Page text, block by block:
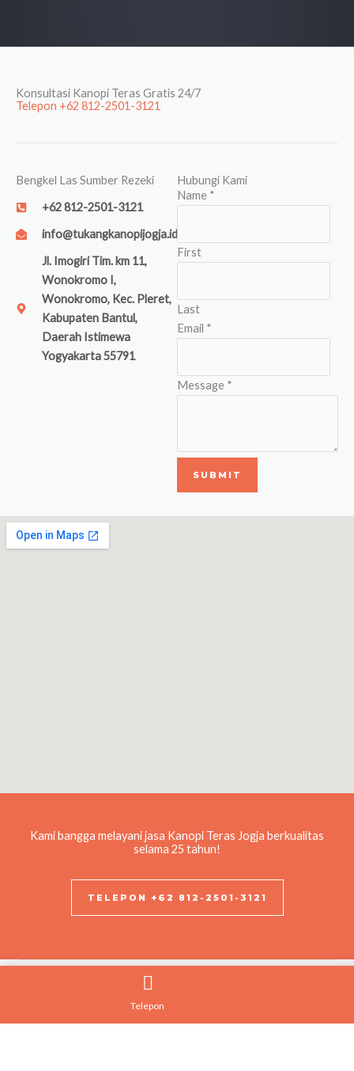
Konsultasi Kanopi Teras Gratis 24/7
Telepon +62 812-2501-3121
Bengkel Las Sumber Rezeki
+62 812-2501-3121
info@tukangkanopijogja.id
Jl. Imogiri Tim. km 11,
Wonokromo I,
Wonokromo, Kec. Pleret,
Kabupaten Bantul,
Daerah Istimewa
Yogyakarta 55791
Hubungi Kami
Name *
First
Last
Email *
Message *
SUBMIT
Kami bangga melayani jasa Kanopi Teras Jogja berkualitas
selama 25 tahun!
TELEPON +62 812-2501-3121
Kontak Kami
Telepon